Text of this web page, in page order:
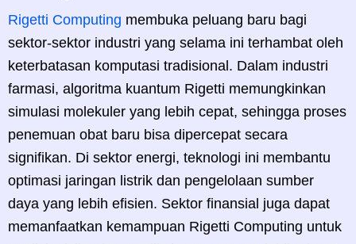
Rigetti Computing membuka peluang baru bagi
sektor-sektor industri yang selama ini terhambat oleh
keterbatasan komputasi tradisional. Dalam industri
farmasi, algoritma kuantum Rigetti memungkinkan
simulasi molekuler yang lebih cepat, sehingga proses
penemuan obat baru bisa dipercepat secara
signifikan. Di sektor energi, teknologi ini membantu
optimasi jaringan listrik dan pengelolaan sumber
daya yang lebih efisien. Sektor finansial juga dapat
memanfaatkan kemampuan Rigetti Computing untuk